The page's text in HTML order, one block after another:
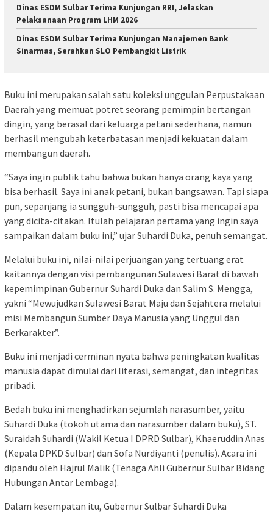
Dinas ESDM Sulbar Terima Kunjungan RRI, Jelaskan
Pelaksanaan Program LHM 2026
Dinas ESDM Sulbar Terima Kunjungan Manajemen Bank
Sinarmas, Serahkan SLO Pembangkit Listrik
Buku ini merupakan salah satu koleksi unggulan Perpustakaan
Daerah yang memuat potret seorang pemimpin bertangan
dingin, yang berasal dari keluarga petani sederhana, namun
berhasil mengubah keterbatasan menjadi kekuatan dalam
membangun daerah.
“Saya ingin publik tahu bahwa bukan hanya orang kaya yang
bisa berhasil. Saya ini anak petani, bukan bangsawan. Tapi siapa
pun, sepanjang ia sungguh-sungguh, pasti bisa mencapai apa
yang dicita-citakan. Itulah pelajaran pertama yang ingin saya
sampaikan dalam buku ini,” ujar Suhardi Duka, penuh semangat.
Melalui buku ini, nilai-nilai perjuangan yang tertuang erat
kaitannya dengan visi pembangunan Sulawesi Barat di bawah
kepemimpinan Gubernur Suhardi Duka dan Salim S. Mengga,
yakni “Mewujudkan Sulawesi Barat Maju dan Sejahtera melalui
misi Membangun Sumber Daya Manusia yang Unggul dan
Berkarakter”.
Buku ini menjadi cerminan nyata bahwa peningkatan kualitas
manusia dapat dimulai dari literasi, semangat, dan integritas
pribadi.
Bedah buku ini menghadirkan sejumlah narasumber, yaitu
Suhardi Duka (tokoh utama dan narasumber dalam buku), ST.
Suraidah Suhardi (Wakil Ketua I DPRD Sulbar), Khaeruddin Anas
(Kepala DPKD Sulbar) dan Sofa Nurdiyanti (penulis). Acara ini
dipandu oleh Hajrul Malik (Tenaga Ahli Gubernur Sulbar Bidang
Hubungan Antar Lembaga).
Dalam kesempatan itu, Gubernur Sulbar Suhardi Duka